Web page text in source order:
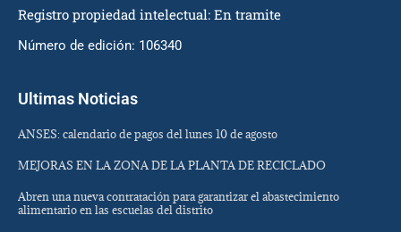
Registro propiedad intelectual: En tramite
Número de edición: 106340
Ultimas Noticias
ANSES: calendario de pagos del lunes 10 de agosto
MEJORAS EN LA ZONA DE LA PLANTA DE RECICLADO
Abren una nueva contratación para garantizar el abastecimiento
alimentario en las escuelas del distrito